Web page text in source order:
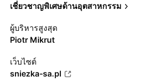
เชี่ยวชาญพิเศษด้านอุตสาหกรรม
ผู้บริหารสูงสุด
Piotr Mikrut
เว็บไซต์
sniezka-sa.pl